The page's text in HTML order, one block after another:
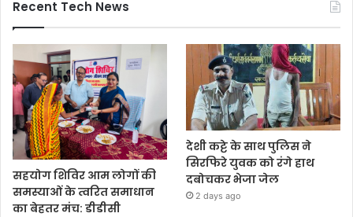
Recent Tech News
सहयोग शिविर आम लोगों की
समस्याओं के त्वरित समाधान
का बेहतर मंच: डीडीसी
देशी कट्टे के साथ पुलिस ने
सिरफिरे युवक को रंगे हाथ
दबोचकर भेजा जेल
2 days ago